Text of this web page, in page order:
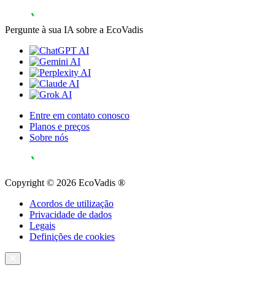
Pergunte à sua IA sobre a EcoVadis
Entre em contato conosco
Planos e preços
Sobre nós
Copyright © 2026 EcoVadis ®
Acordos de utilização
Privacidade de dados
Legais
Definições de cookies